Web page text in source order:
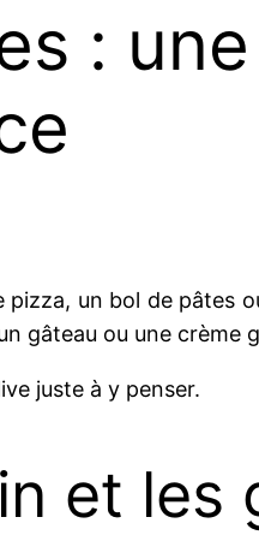
:
pizza, un bol de
gâteau ou une crème
juste à y penser.
et